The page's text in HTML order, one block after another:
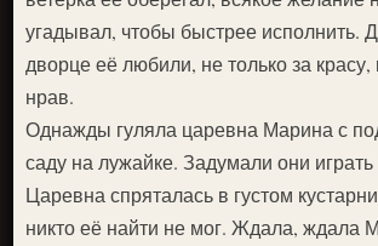
угадывал, чтобы быстрее исполнить.
дворце её любили, не только за
нрав.
Однажды гуляла царевна Марина с
саду на лужайке. Задумали они играть
Царевна спряталась в густом
никто её найти не мог. Ждала, ждала